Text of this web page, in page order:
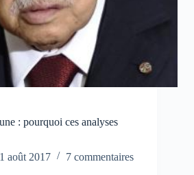
: pourquoi ces analyses
août 2017 7 commentaires